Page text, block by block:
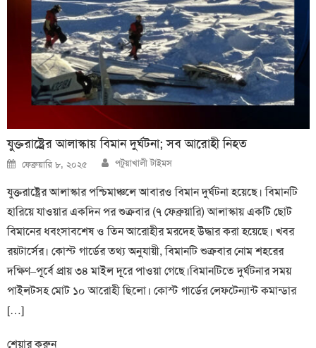
যুক্তরাষ্ট্রের আলাস্কায় বিমান দুর্ঘটনা; সব আরোহী নিহত
Posted
on
ফেব্রুয়ারি ৮, ২০২৫ Author
পটুয়াখালী টাইমস
যুক্তরাষ্ট্রের আলাস্কার পশ্চিমাঞ্চলে আবারও বিমান দুর্ঘটনা হয়েছে। বিমানটি
হারিয়ে যাওয়ার একদিন পর শুক্রবার (৭ ফেব্রুয়ারি) আলাস্কায় একটি ছোট
বিমানের ধবংসাবশেষ ও তিন আরোহীর মরদেহ উদ্ধার করা হয়েছে। খবর
রয়টার্সের। কোস্ট গার্ডের তথ্য অনুযায়ী, বিমানটি শুক্রবার নোম শহরের
দক্ষিণ–পূর্বে প্রায় ৩৪ মাইল দূরে পাওয়া গেছে।বিমানটিতে দুর্ঘটনার সময়
পাইলটসহ মোট ১০ আরোহী ছিলো। কোস্ট গার্ডের লেফটেন্যান্ট কমান্ডার
[…]
শেয়ার করুন